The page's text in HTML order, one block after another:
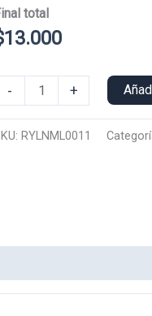
total
13.000
- +
RYLNML0011